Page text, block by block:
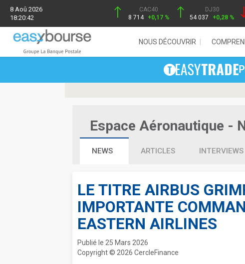
8 Aoû 2026
18:20:42
CAC40
8 714 +0,17 %
DJ30
54 037
+0,28 %
NOUS DÉCOUVRIR
Espace Aéronautique -
NEWS ARTICLES INTERVIEWS
LE TITRE AIRBUS
IMPORTANTE
EASTERN AIRLINES
Publié le 25 Mars 2026
Copyright © 2026 CercleFinance